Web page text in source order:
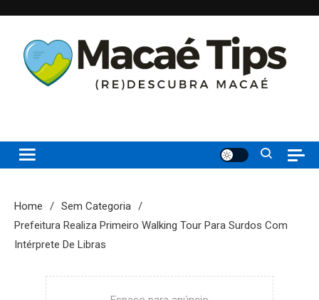
content
Princesinha do Atlântico
Home
Sem Categoria
Prefeitura Realiza Primeiro Walking Tour Para Surdos Com
Intérprete De Libras